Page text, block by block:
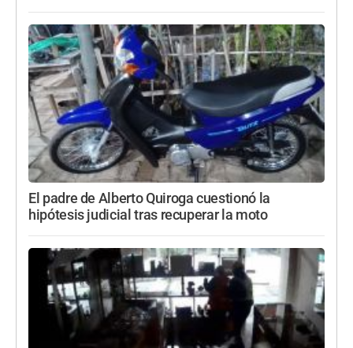
El padre de Alberto Quiroga cuestionó la
hipótesis judicial tras recuperar la moto